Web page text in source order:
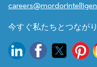
今すぐ私たちとつなが